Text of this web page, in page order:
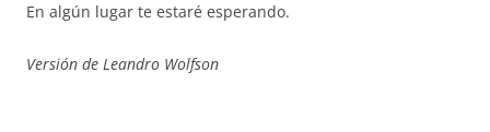
En algún lugar te estaré esperando.
Versión de Leandro Wolfson